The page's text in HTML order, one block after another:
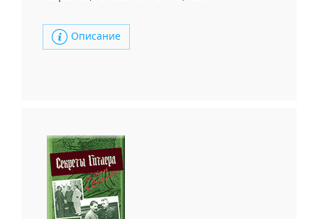
Описание